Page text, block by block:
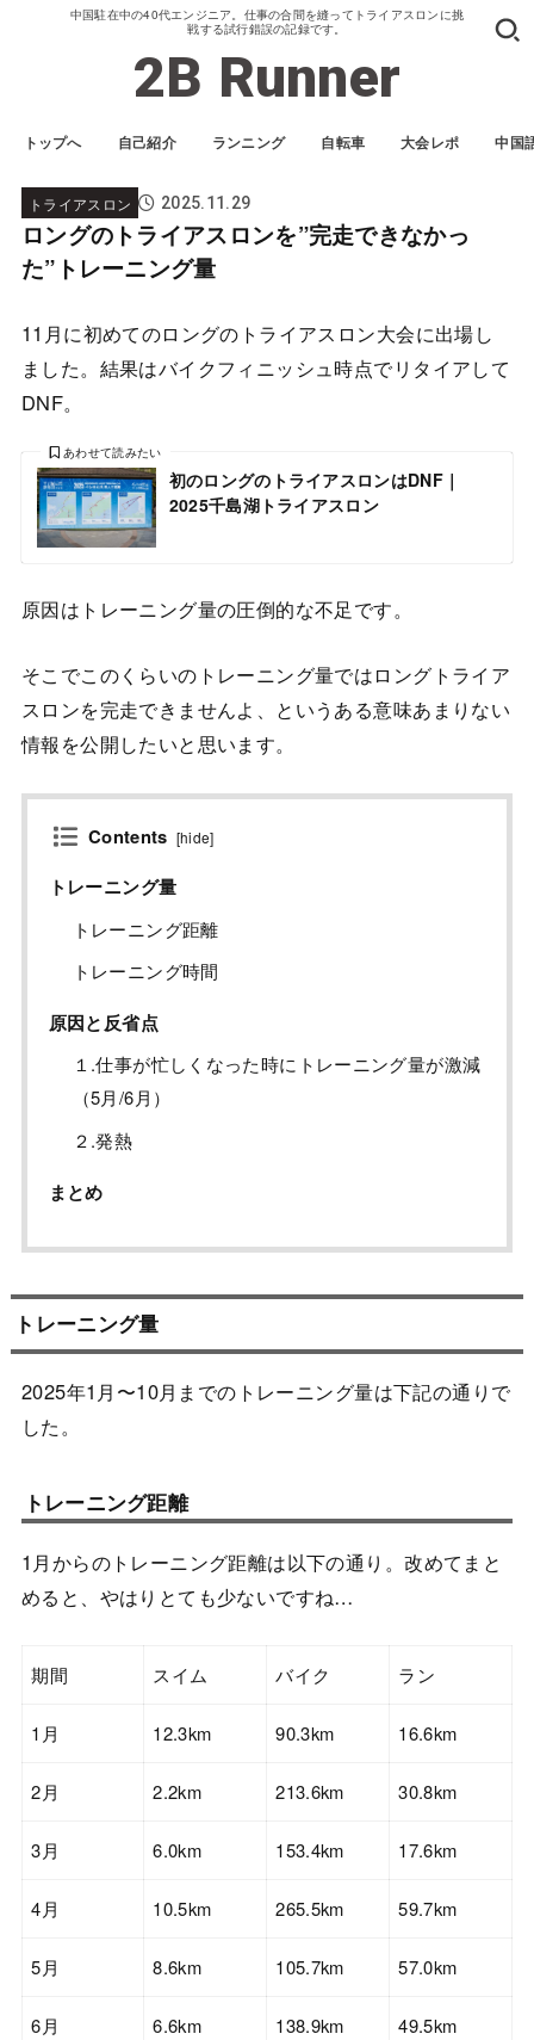
中国駐在中の40代エンジニア。仕事の合間を縫ってトライアスロンに挑
戦する試行錯誤の記録です。
2B Runner
トップへ 自己紹介 ランニング 自転車 大会レポ 中国
トライアスロン 2025.11.29
ロングのトライアスロンを”完走できなかっ
た”トレーニング量
11月に初めてのロングのトライアスロン大会に出場し
ました。結果はバイクフィニッシュ時点でリタイアして
DNF。
初のロングのトライアスロンはDNF｜
2025千島湖トライアスロン
あわせて読みたい
原因はトレーニング量の圧倒的な不足です。
そこでこのくらいのトレーニング量ではロングトライア
スロンを完走できませんよ、というある意味あまりない
情報を公開したいと思います。
Contents [hide]
トレーニング量
トレーニング距離
トレーニング時間
原因と反省点
１.仕事が忙しくなった時にトレーニング量が激減
（5月/6月）
２.発熱
まとめ
トレーニング量
2025年1月〜10月までのトレーニング量は下記の通りで
した。
トレーニング距離
1月からのトレーニング距離は以下の通り。改めてまと
めると、やはりとても少ないですね…
期間 スイム バイク ラン
1月 12.3km 90.3km 16.6km
2月 2.2km 213.6km 30.8km
3月 6.0km 153.4km 17.6km
4月 10.5km 265.5km 59.7km
5月 8.6km 105.7km 57.0km
6月 6.6km 138.9km 49.5km